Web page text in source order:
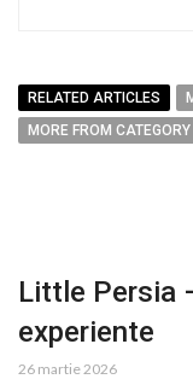
RELATED ARTICLES
MORE FROM CATEGORY
Little Persia
experiente
26 martie 2026